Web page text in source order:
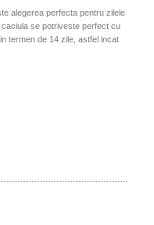
alegerea perfecta pentru zilele
se potriveste perfect cu
termen de 14 zile, astfel incat